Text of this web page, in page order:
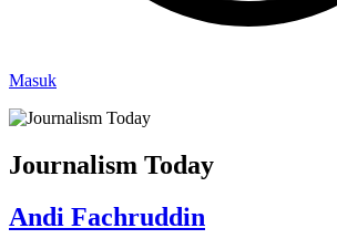
Masuk
Journalism Today
Andi Fachruddin